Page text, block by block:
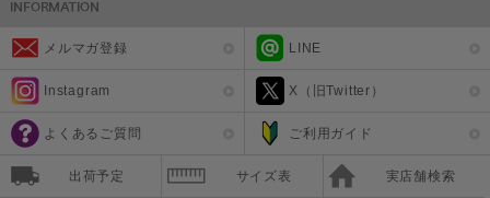
メルマガ登録 LINE
Instagram X（旧Twitter）
よくあるご質問 ご利用ガイド
出荷予定 サイズ表 実店舗検索